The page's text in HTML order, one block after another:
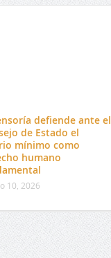
defiende ante el
de Estado el
mínimo como
humano
10, 2026